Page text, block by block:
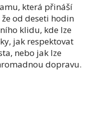
která přináší
od deseti hodin
klidu, kde lze
jak respektovat
nebo jak lze
dopravu.